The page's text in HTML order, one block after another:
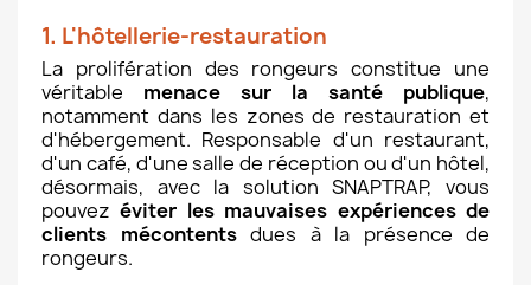
1. L'hôtellerie-restauration
La prolifération des rongeurs constitue une
véritable menace sur la santé publique,
notamment dans les zones de restauration et
d'hébergement. Responsable d'un restaurant,
d'un café, d'une salle de réception ou d'un hôtel,
désormais, avec la solution SNAPTRAP, vous
pouvezéviter les mauvaises expériences de
clients mécontentsdues à la présence de
rongeurs.